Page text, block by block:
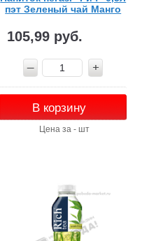
пэт Зеленый чай Манго
105,99 руб.
В корзину
Цена за - шт